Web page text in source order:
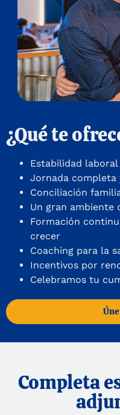
¿Qué te
Estabilidad
Jornada completa
Conciliación
Un gran ambiente
Formación
crecer
Coaching para la
Incentivos por
Celebramos tu
Completa